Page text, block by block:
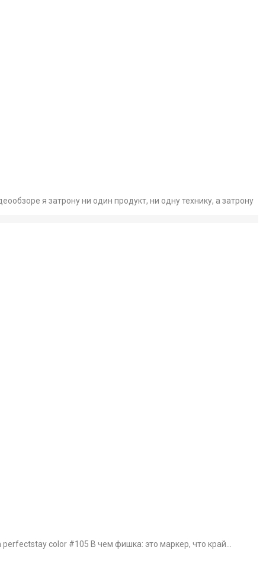
я затрону ни один продукт, ни одну технику, а затрону
color #105 В чем фишка: это маркер, что край…